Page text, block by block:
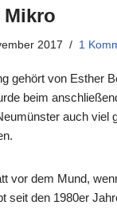
Mikro
2017 1
gehört von Esther
beim
auch viel
vor dem Mund,
seit den 1980er